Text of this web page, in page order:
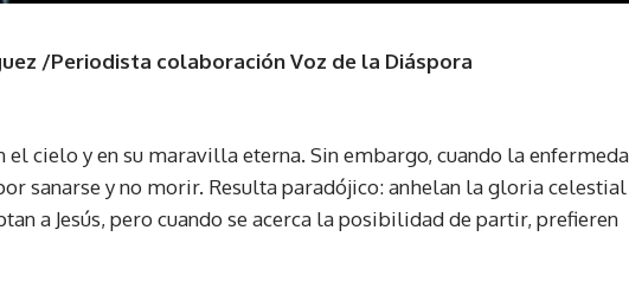
/Periodista colaboración Voz de la Diáspora
el cielo y en su maravilla eterna. Sin embargo, cuando la
sanarse y no morir. Resulta paradójico: anhelan la gloria
a Jesús, pero cuando se acerca la posibilidad de partir, prefieren